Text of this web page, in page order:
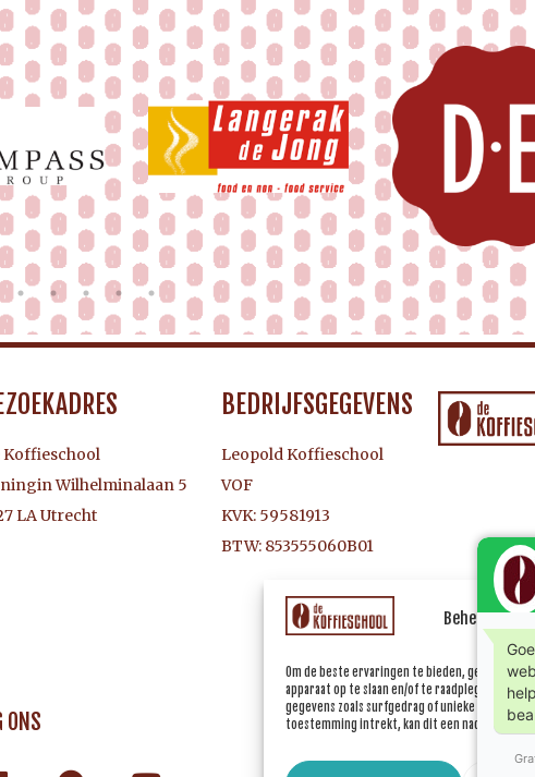
Beheer uw
Om de beste ervaringen te bieden, gebruiken
apparaat op te slaan en/of te raadplegen. Door
gegevens zoals surfgedrag of unieke ID's op
toestemming intrekt, kan dit een nadelige
Koffieschool
Wilhelminalaan 5
LA Utrecht
BEDRIJFSGEGEVENS
Leopold Koffieschool
VOF
KVK: 59581913
BTW: 853555060B01
ONS